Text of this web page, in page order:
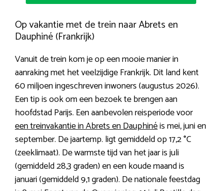
Op vakantie met de trein naar Abrets en
Dauphiné (Frankrijk)
Vanuit de trein kom je op een mooie manier in
aanraking met het veelzijdige Frankrijk. Dit land kent
60 miljoen ingeschreven inwoners (augustus 2026).
Een tip is ook om een bezoek te brengen aan
hoofdstad Parijs. Een aanbevolen reisperiode voor
een treinvakantie in Abrets en Dauphinéis mei, juni en
september. De jaartemp. ligt gemiddeld op 17,2 °C
(zeeklimaat). De warmste tijd van het jaar is juli
(gemiddeld 28,3 graden) en een koude maand is
januari (gemiddeld 9,1 graden). De nationale feestdag